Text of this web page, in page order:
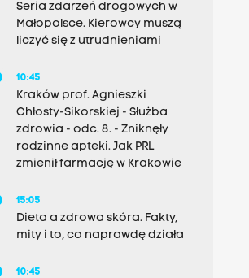
Seria zdarzeń drogowych w
Małopolsce. Kierowcy muszą
liczyć się z utrudnieniami
10:45
Kraków prof. Agnieszki
Chłosty-Sikorskiej - Służba
zdrowia - odc. 8. - Zniknęły
rodzinne apteki. Jak PRL
zmienił farmację w Krakowie
15:05
Dieta a zdrowa skóra. Fakty,
mity i to, co naprawdę działa
10:45